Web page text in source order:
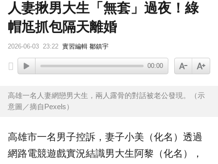
人妻揪男大生「無套」過夜！綠
帽尪抓包隔天離婚
2026-06-03 23:22 實習編輯 鄒鎮宇
00:00
高雄一名人妻網戀男大生，兩人露骨的對話被老公發現。（示
意圖／摘自Pexels）
高雄市一名男子控訴，妻子小美（化名）透過
網路電競遊戲實況結識男大生阿黎（化名），